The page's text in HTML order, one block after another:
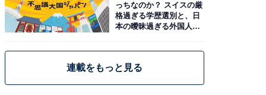
っちなのか？ スイスの厳
格過ぎる学歴選別と、日
本の曖昧過ぎる外国人政
連載をもっと見る